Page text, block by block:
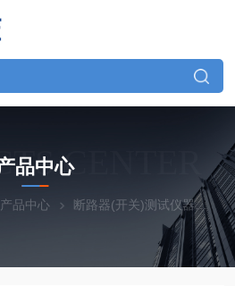
CENTER
品中心
产品中心 断路器(开关)测试仪器